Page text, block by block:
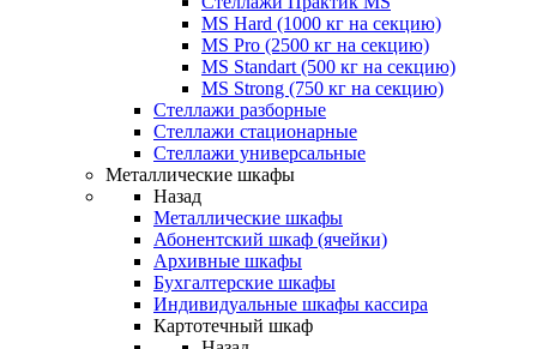
MS Hard (1000 кг на секцию)
MS Pro (2500 кг на секцию)
MS Standart (500 кг на секцию)
MS Strong (750 кг на секцию)
Стеллажи разборные
Стеллажи стационарные
Стеллажи универсальные
Металлические шкафы
Назад
Металлические шкафы
Абонентский шкаф (ячейки)
Архивные шкафы
Бухгалтерские шкафы
Индивидуальные шкафы кассира
Картотечный шкаф